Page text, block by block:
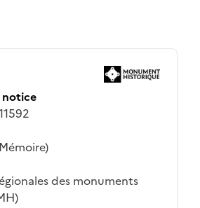
notice
des monuments